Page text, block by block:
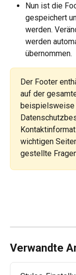
Nun ist die
gespeichert
werden.
werden
übernommen.
Der Footer
auf der
beispielsweise
wichtigen
gestellte
Verwandte